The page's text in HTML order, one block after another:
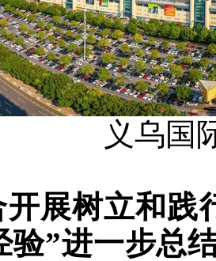
义乌国
展树立和践
验”进一步总